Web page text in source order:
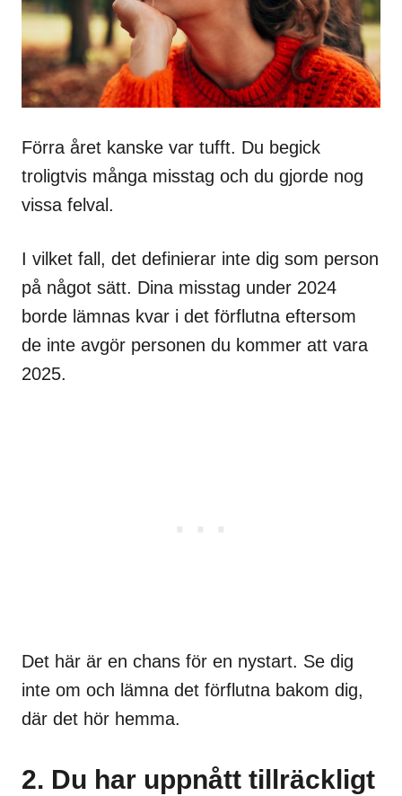
Förra året kanske var tufft. Du begick
troligtvis många misstag och du gjorde nog
vissa felval.
I vilket fall, det definierar inte dig som person
på något sätt. Dina misstag under 2024
borde lämnas kvar i det förflutna eftersom
de inte avgör personen du kommer att vara
2025.
Det här är en chans för en nystart. Se dig
inte om och lämna det förflutna bakom dig,
där det hör hemma.
2. Du har uppnått tillräckligt